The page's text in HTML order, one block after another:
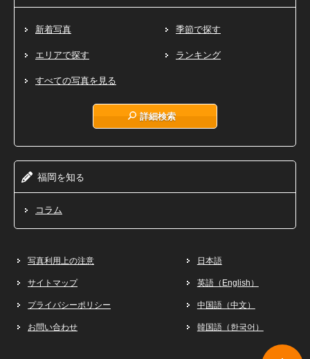
新着写真 季節で探す
エリアで探す ランキング
すべての写真を見る
詳細検索
福岡を知る
コラム
写真利用上の注意
サイトマップ
プライバシーポリシー
お問い合わせ
日本語
英語（English）
中国語（中文）
韓国語（한국어）